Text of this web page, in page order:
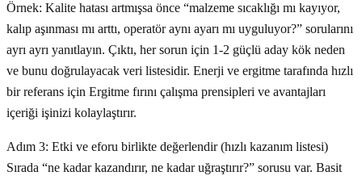
Örnek: Kalite hatası artmışsa önce “malzeme sıcaklığı mı kayıyor,
kalıp aşınması mı arttı, operatör aynı ayarı mı uyguluyor?” sorularını
ayrı ayrı yanıtlayın. Çıktı, her sorun için 1-2 güçlü aday kök neden
ve bunu doğrulayacak veri listesidir. Enerji ve ergitme tarafında hızlı
bir referans için Ergitme fırını çalışma prensipleri ve avantajları
içeriği işinizi kolaylaştırır.
Adım 3: Etki ve eforu birlikte değerlendir (hızlı kazanım listesi)
Sırada “ne kadar kazandırır, ne kadar uğraştırır?” sorusu var. Basit